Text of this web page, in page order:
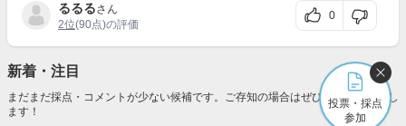
るるるさん
2位(90点)の評価
0
新着・注目
まだまだ採点・コメントが少ない候補です。ご存知の場合はぜひ採点をお願いし
ます！
投票・採点
参加